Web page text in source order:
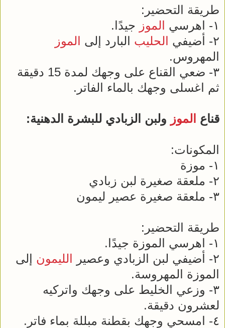
طريقة التحضير:
١- اهرسي
الموز جيدًا.
٢- أضيفي
الحليب البارد إلى الموز
المهروس.
٣- ضعي القناع على وجهك لمدة 15 دقيقة
ثم اغسلى وجهك بالماء الفاتر.
قناع الموز ولبن الزبادي للبشرة الدهنية:
المكونات:
١- موزة
٢- ملعقة صغيرة لبن زبادي
٣- ملعقة صغيرة عصير ليمون
طريقة التحضير:
١- اهرسي الموزة جيدًا.
٢- أضيفي لبن الزبادي وعصير
الليمون إلى
الموزة المهروسة.
٣- وزعي الخليط على وجهك واتركيه
لعشرون دقيقة.
٤- امسحي وجهك بقطنة مبللة بماء فاتر.